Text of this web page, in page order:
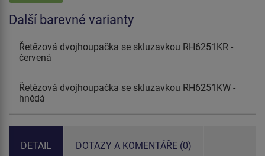
Další barevné varianty
Řetězová dvojhoupačka se skluzavkou RH6251KR -
červená
Řetězová dvojhoupačka se skluzavkou RH6251KW -
hnědá
DETAIL DOTAZY A KOMENTÁŘE (0)